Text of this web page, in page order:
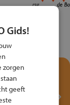
het
Gids!
zorgen
geeft